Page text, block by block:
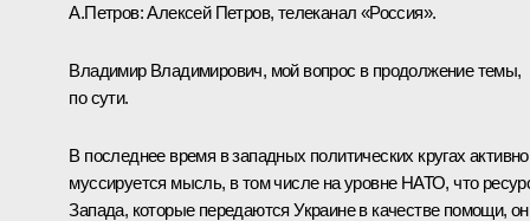
А.Петров:Алексей Петров, телеканал «Россия».
Владимир Владимирович, мой вопрос в продолжение темы,
по сути.
В последнее время в западных политических кругах активно
муссируется мысль, в том числе на уровне НАТО, что
Запада, которые передаются Украине в качестве помощи,